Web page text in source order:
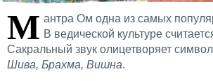
М антра Ом одна из самых
В ведической культуре
Сакральный звук олицетворяет
Шива, Брахма, Вишна.